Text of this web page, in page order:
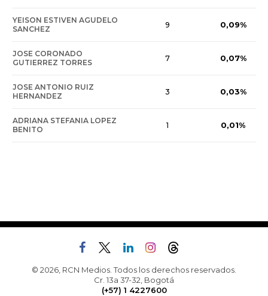
YEISON ESTIVEN AGUDELO
SANCHEZ
9 0,09%
JOSE CORONADO
GUTIERREZ TORRES
7 0,07%
JOSE ANTONIO RUIZ
HERNANDEZ
3 0,03%
ADRIANA STEFANIA LOPEZ
BENITO
1 0,01%
© 2026, RCN Medios. Todos los derechos reservados.
Cr. 13a 37-32, Bogotá
(+57) 1 4227600